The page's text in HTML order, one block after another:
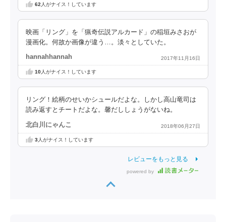
62 人がナイス！しています
映画「リング」を「猟奇伝説アルカード」の稲垣みさおが
漫画化。何故か画像が違う…。淡々としていた。
hannahhannah 2017年11月16日
10人がナイス！しています
リング！絵柄のせいかシュールだよな。しかし高山竜司は
読み返すとチートだよな。馨だししょうがないね。
北白川にゃんこ 2018年06月27日
3人がナイス！しています
レビューをもっと見る
powered by